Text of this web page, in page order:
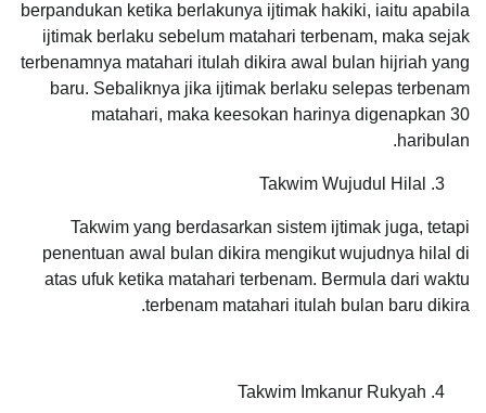
berpandukan ketika berlakunya ijtimak hakiki, iaitu apabila
ijtimak berlaku sebelum matahari terbenam, maka sejak
terbenamnya matahari itulah dikira awal bulan hijriah yang
baru. Sebaliknya jika ijtimak berlaku selepas terbenam
matahari, maka keesokan harinya digenapkan 30
haribulan.
Takwim Wujudul Hilal
Takwim yang berdasarkan sistem ijtimak juga, tetapi
penentuan awal bulan dikira mengikut wujudnya hilal di
atas ufuk ketika matahari terbenam. Bermula dari waktu
terbenam matahari itulah bulan baru dikira.
Takwim Imkanur Rukyah